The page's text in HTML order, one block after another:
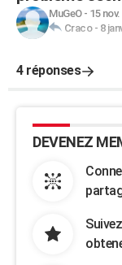
MuGeO- 15
Craco- 8
4 réponses
DEVENEZ